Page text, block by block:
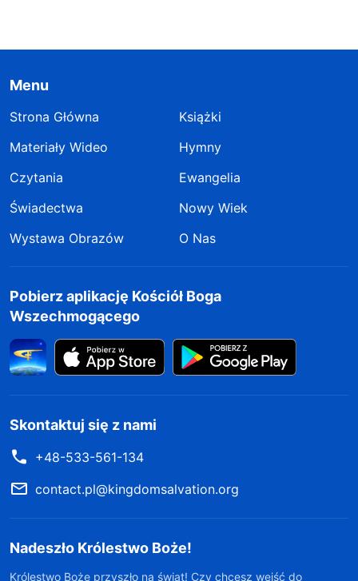
Menu
Strona Główna
Książki
Materiały Wideo
Hymny
Czytania
Ewangelia
Świadectwa
Nowy Wiek
Wystawa Obrazów
O Nas
Pobierz aplikację Kościół Boga
Wszechmogącego
Skontaktuj się z nami
+48-533-561-134
contact.pl@kingdomsalvation.org
Nadeszło Królestwo Boże!
Królestwo Boże przyszło na świat! Czy chcesz wejść do